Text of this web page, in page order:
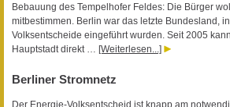
Bebauung des Tempelhofer Feldes: Die Bürger
mitbestimmen. Berlin war das letzte Bundesland,
Volksentscheide eingeführt wurden. Seit 2005
Hauptstadt direkt … [Weiterlesen...]
Berliner Stromnetz
Der Energie-Volksentscheid ist knapp am